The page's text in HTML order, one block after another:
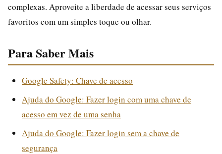
complexas. Aproveite a liberdade de acessar seus serviços
favoritos com um simples toque ou olhar.
Para Saber Mais
Google Safety: Chave de acesso
Ajuda do Google: Fazer login com uma chave de
acesso em vez de uma senha
Ajuda do Google: Fazer login sem a chave de
segurança